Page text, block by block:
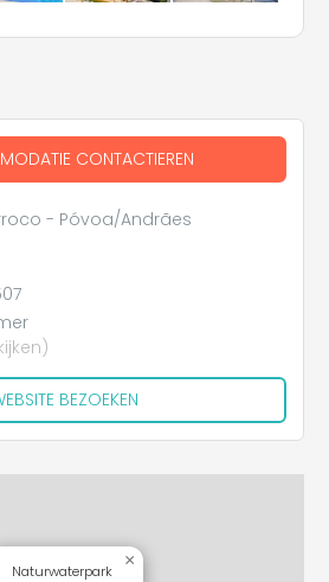
CONTACTIEREN
- Póvoa/Andrães
BEZOEKEN
Naturwaterpark
×